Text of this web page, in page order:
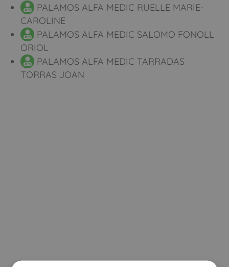
PALAMOS ALFA MEDIC RUELLE MARIE-
CAROLINE
PALAMOS ALFA MEDIC SALOMO FONOLL
ORIOL
PALAMOS ALFA MEDIC TARRADAS
TORRAS JOAN